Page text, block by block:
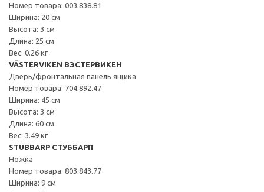
Номер товара: 003.838.81
Ширина: 20 см
Высота: 3 см
Длина: 25 см
Вес: 0.26 кг
VÄSTERVIKEN ВЭСТЕРВИКЕН
Дверь/фронтальная панель ящика
Номер товара: 704.892.47
Ширина: 45 см
Высота: 3 см
Длина: 60 см
Вес: 3.49 кг
STUBBARP СТУББАРП
Ножка
Номер товара: 803.843.77
Ширина: 9 см